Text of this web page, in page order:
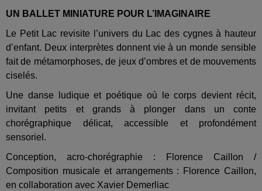
UN BALLET MINIATURE POUR L’IMAGINAIRE
Le Petit Lac revisite l’univers du Lac des cygnes à hauteur
d’enfant. Deux interprètes donnent vie à un monde sensible
fait de métamorphoses, de jeux d’ombres et de mouvements
ciselés.
Une danse ludique et poétique où le corps devient récit,
invitant petits et grands à plonger dans un conte
chorégraphique délicat, accessible et profondément
sensoriel.
Conception, acro-chorégraphie : Florence Caillon /
Composition musicale et arrangements : Florence Caillon,
en collaboration avec Xavier Demerliac